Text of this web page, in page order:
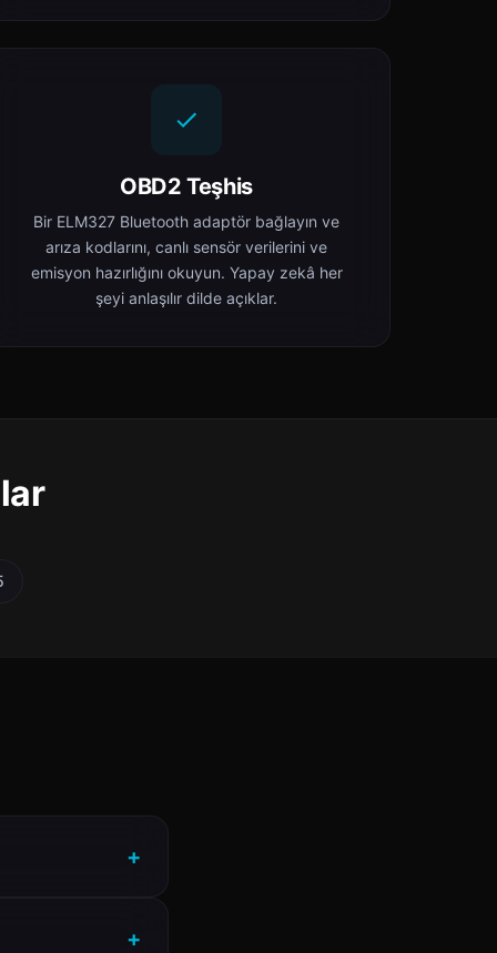
OBD2 Teşhis
Bir ELM327 Bluetooth adaptör bağlayın ve
arıza kodlarını, canlı sensör verilerini ve
emisyon hazırlığını okuyun. Yapay zekâ her
şeyi anlaşılır dilde açıklar.